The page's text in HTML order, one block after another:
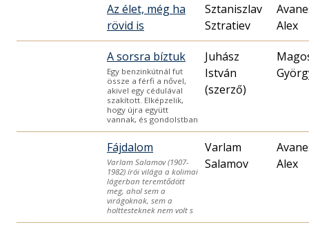
Az élet, még ha
rövid is
Sztaniszlav
Sztratiev
Alex
A sorsra bíztuk
Egy benzinkútnál fut
össze a férfi a nővel,
akivel egy cédulával
szakított. Elképzelik,
hogy újra együtt
vannak, és gondolstban
Juhász
István
(szerző)
Fájdalom
Varlam Salamov (1907-
1982) írói világa a kolimai
lágerban teremtődött
meg, ahol sem a
virágoknak, sem a
holttesteknek nem volt s
Varlam
Salamov
Alex